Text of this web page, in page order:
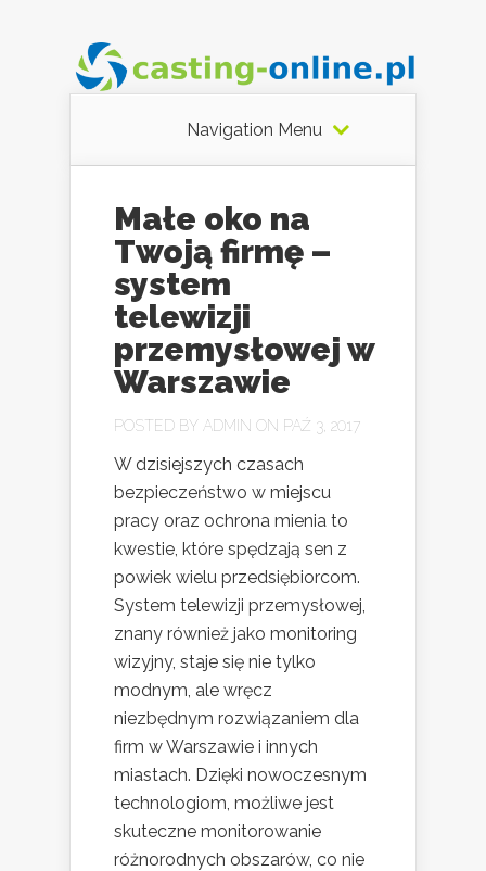
Navigation Menu
Małe oko na
Twoją firmę –
system
telewizji
przemysłowej w
Warszawie
POSTED BY ADMIN ON PAŹ 3, 2017
W dzisiejszych czasach
bezpieczeństwo w miejscu
pracy oraz ochrona mienia to
kwestie, które spędzają sen z
powiek wielu przedsiębiorcom.
System telewizji przemysłowej,
znany również jako monitoring
wizyjny, staje się nie tylko
modnym, ale wręcz
niezbędnym rozwiązaniem dla
firm w Warszawie i innych
miastach. Dzięki nowoczesnym
technologiom, możliwe jest
skuteczne monitorowanie
różnorodnych obszarów, co nie